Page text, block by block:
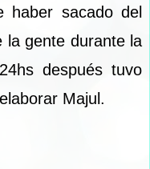
haber sacado del
la gente durante la
después tuvo
Majul.